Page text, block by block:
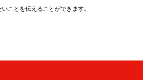
ことを伝えることができます。